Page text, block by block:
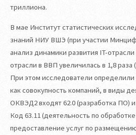
триллиона.
В мае Институт статистических
знаний НИУ ВШЭ (при участии
анализ динамики развития IT-отрасли
отрасли в ВВП увеличилась в 1,8 раза
При этом исследователи определили
как совокупность компаний, в виды
ОКВЭД2 входят 62.0 (разработка ПО)
Код 63.11 (деятельность по
предоставление услуг по